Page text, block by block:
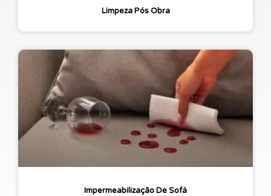
Limpeza Pós Obra
Impermeabilização De Sofá